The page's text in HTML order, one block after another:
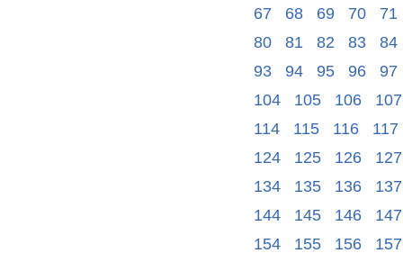
67 68 69 70
71
80
81 82 83
84
93
94 95 96
97
104
105 106
107
114
115 116
117
124
125 126
127
134
135 136
137
144
145 146
147
154
155 156
157